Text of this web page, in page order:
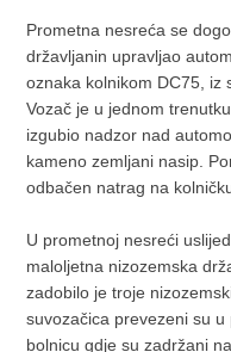
Prometna nesreća se
državljanin upravljao
oznaka kolnikom DC75, iz
Vozač je u jednom
izgubio nadzor nad
kameno zemljani nasip.
odbačen natrag na
U prometnoj nesreći
maloljetna nizozemska
zadobilo je troje
suvozačica prevezeni su
bolnicu gdje su zadržani